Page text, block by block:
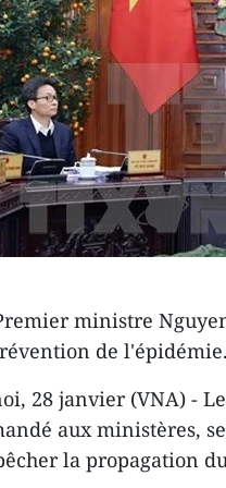
ministre
de
28 janvier (VNA) -
aux ministères,
la propagation